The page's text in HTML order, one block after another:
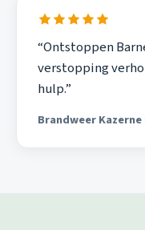
“Ontstoppen
verstopping
hulp.”
Brandweer